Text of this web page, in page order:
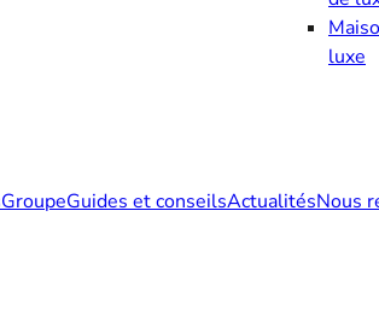
luxe
GroupeGuides et conseilsActualitésNous